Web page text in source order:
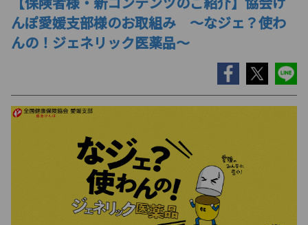
んぽ愛媛支部様のお取組み ～なジェ？使わ
んの！ジェネリック医薬品〜